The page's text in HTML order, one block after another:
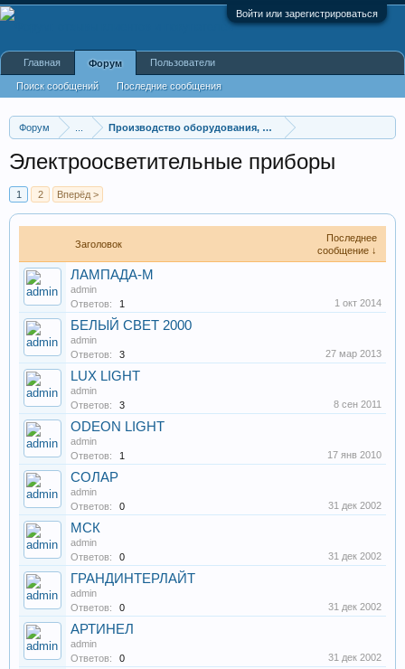
Войти или зарегистрироваться
Форум Производство оборудования, оборудование для произв
Электроосветительные приборы
1 2 Вперёд >
Заголовок
Последнее
сообщение ↓
ЛАМПАДА-М
admin
Ответов:
1 1 окт 2014
БЕЛЫЙ СВЕТ 2000
admin
Ответов:
3 27 мар 2013
LUX LIGHT
admin
Ответов:
3 8 сен 2011
ODEON LIGHT
admin
Ответов:
1 17 янв 2010
СОЛАР
admin
Ответов:
0 31 дек 2002
МСК
admin
Ответов:
0 31 дек 2002
ГРАНДИНТЕРЛАЙТ
admin
Ответов:
0 31 дек 2002
АРТИНЕЛ
admin
Ответов:
0 31 дек 2002
Главная Форум
Поиск сообщений Последние сообщения
Пользователи